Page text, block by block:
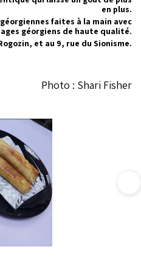
en plus.
faites à la main avec
géorgiens de haute qualité.
et au 9, rue du Sionisme.
Photo : Shari Fisher